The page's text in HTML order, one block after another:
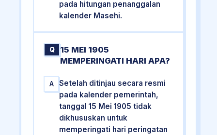
pada hitungan penanggalan
kalender Masehi.
Q
15 MEI 1905
MEMPERINGATI HARI APA?
A
Setelah ditinjau secara resmi
pada kalender pemerintah,
tanggal 15 Mei 1905 tidak
dikhususkan untuk
memperingati hari peringatan